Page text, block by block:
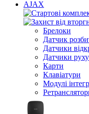
AJAX
Брелоки
Датчик
Датчики
Датчики руху
Карти
Клавіатури
Модулі